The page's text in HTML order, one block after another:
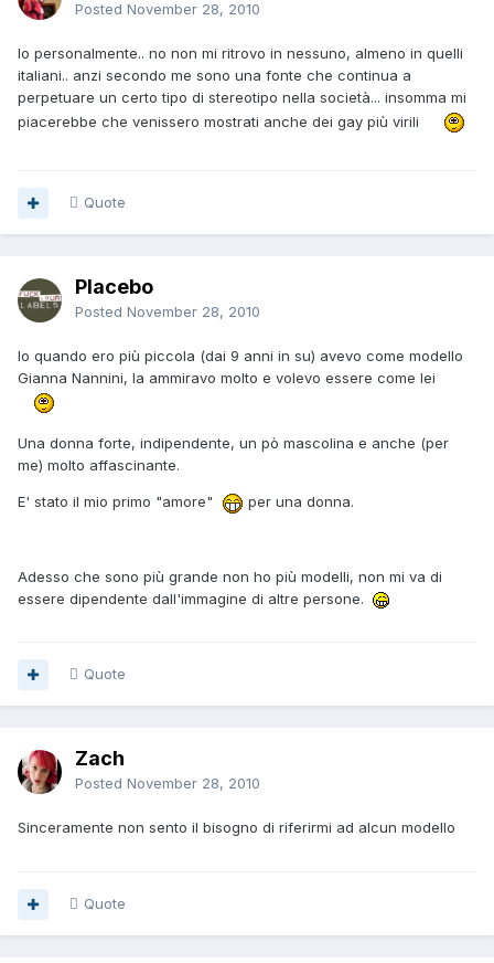
Posted November 28, 2010
Io personalmente.. no non mi ritrovo in nessuno, almeno in quelli
italiani.. anzi secondo me sono una fonte che continua a
perpetuare un certo tipo di stereotipo nella società... insomma mi
piacerebbe che venissero mostrati anche dei gay più virili
Quote
Placebo
Posted November 28, 2010
Io quando ero più piccola (dai 9 anni in su) avevo come modello
Gianna Nannini, la ammiravo molto e volevo essere come lei
Una donna forte, indipendente, un pò mascolina e anche (per
me) molto affascinante.
E' stato il mio primo "amore" per una donna.
Adesso che sono più grande non ho più modelli, non mi va di
essere dipendente dall'immagine di altre persone.
Quote
Zach
Posted November 28, 2010
Sinceramente non sento il bisogno di riferirmi ad alcun modello
Quote